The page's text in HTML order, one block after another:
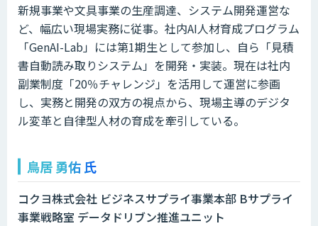
新規事業や文具事業の生産調達、システム開発運営な
ど、幅広い現場実務に従事。社内AI人材育成プログラム
「GenAI-Lab」には第1期生として参加し、自ら「見積
書自動読み取りシステム」を開発・実装。現在は社内
副業制度「20％チャレンジ」を活用して運営に参画
し、実務と開発の双方の視点から、現場主導のデジタ
ル変革と自律型人材の育成を牽引している。
鳥居 勇佑 氏
コクヨ株式会社 ビジネスサプライ事業本部 Bサプライ
事業戦略室 データドリブン推進ユニット